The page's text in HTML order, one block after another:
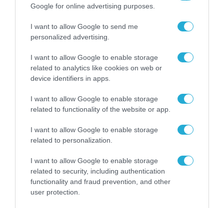
Google for online advertising purposes.
I want to allow Google to send me
personalized advertising.
I want to allow Google to enable storage
related to analytics like cookies on web or
device identifiers in apps.
I want to allow Google to enable storage
related to functionality of the website or app.
I want to allow Google to enable storage
related to personalization.
I want to allow Google to enable storage
related to security, including authentication
functionality and fraud prevention, and other
user protection.
ΡΟΗ ΕΙΔΗΣΕΩΝ
Το χρηματοδοτούμενο
από την ΕΕ έργο “The
Gaming Police”
ενισχύει την ασφάλεια
των παιδιών στο
διαδίκτυο
31.07.2026
για τα πρόστιμα σε
παραβάσεις που
Σ. Καλαφάτης: «Η
Τεχνητή Νοημοσύνη
δεν είναι απλώς μια
νέα τεχνολογία, είναι
μια νέα βιομηχανική
επανάσταση»
31.07.2026